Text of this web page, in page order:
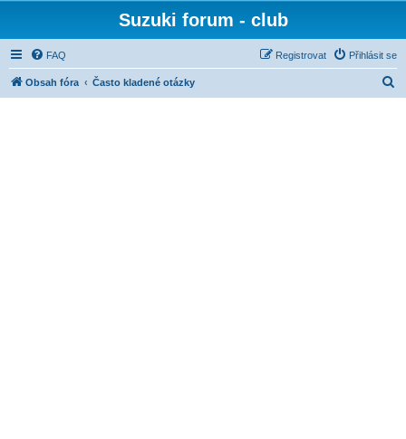
Suzuki forum - club
FAQ Přihlásit se
Registrovat
Obsah fóra Často kladené otázky